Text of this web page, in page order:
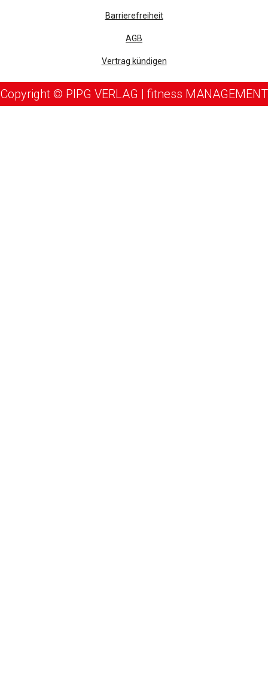
Barrierefreiheit
AGB
Vertrag kündigen
Copyright © PIPG VERLAG | fitness MANAGEMENT